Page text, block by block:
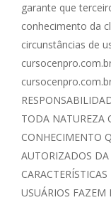
garante que
conhecimento da
circunstâncias de
TODA NATUREZA
CONHECIMENTO
AUTORIZADOS DA
USUÁRIOS